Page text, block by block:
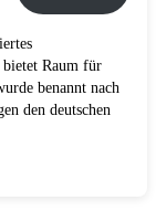
bietet Raum für
benannt nach
den deutschen